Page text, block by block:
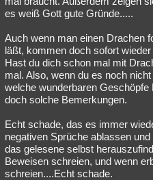
weitere Rubriken
Philosophie Träume Orte
Astronomie Helpdesk
Musik Clash
Besucht Teilgenommen
Lesenswert Schlüsselwörter
es weiß Gott gute Gründe.....
Auch wenn man einen Drachen
läßt, kommen doch sofort
Hast du dich schon mal mit
mal. Also, wenn du es noch
welche wunderbaren
doch solche Bemerkungen.
Echt schade, das es immer
negativen Sprüche ablassen
das gelesene selbst
Beweisen schreien, und wenn
schreien....Echt schade.